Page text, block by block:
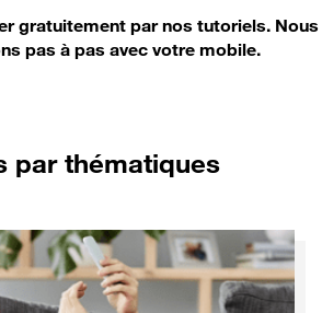
gratuitement par nos tutoriels. Nous
pas à pas avec votre mobile.
par thématiquespour